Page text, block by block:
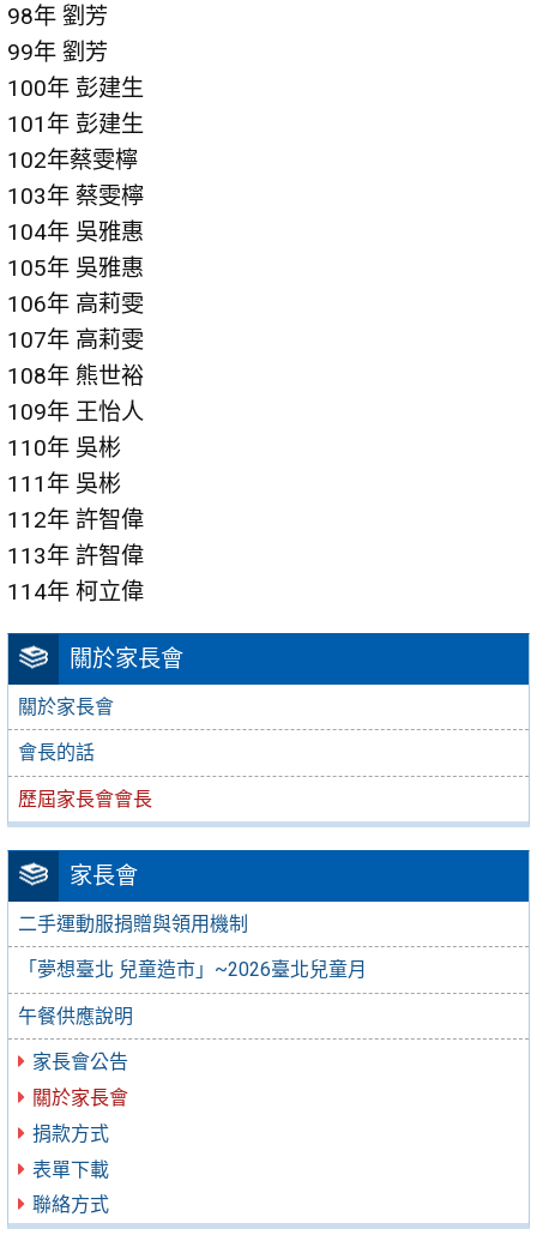
關於家長會
關於家長會
會長的話
歷屆家長會會長
家長會
二手運動服捐贈與領用機制
「夢想臺北 兒童造市」~2026臺北兒童月
午餐供應說明
家長會公告
關於家長會
捐款方式
表單下載
聯絡方式
98年 劉芳
99年 劉芳
100年 彭建生
101年 彭建生
102年蔡雯檸
103年 蔡雯檸
104年 吳雅惠
105年 吳雅惠
106年 高莉雯
107年 高莉雯
108年 熊世裕
109年 王怡人
110年 吳彬
111年 吳彬
112年 許智偉
113年 許智偉
114年 柯立偉